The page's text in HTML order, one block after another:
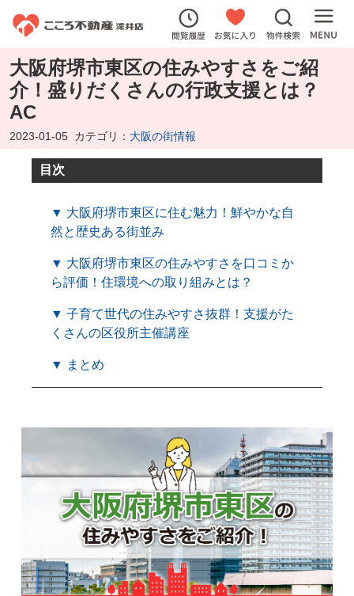
大阪府堺市東区の住みやすさをご紹
介！盛りだくさんの行政支援とは？
AC
2023-01-05 カテゴリ： 大阪の街情報
目次
▼ 大阪府堺市東区に住む魅力！鮮やかな自
然と歴史ある街並み
▼ 大阪府堺市東区の住みやすさを口コミか
ら評価！住環境への取り組みとは？
▼ 子育て世代の住みやすさ抜群！支援がた
くさんの区役所主催講座
▼ まとめ